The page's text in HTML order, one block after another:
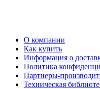
О компании
Как купить
Информация о
Политика
Партнеры-
Техническая